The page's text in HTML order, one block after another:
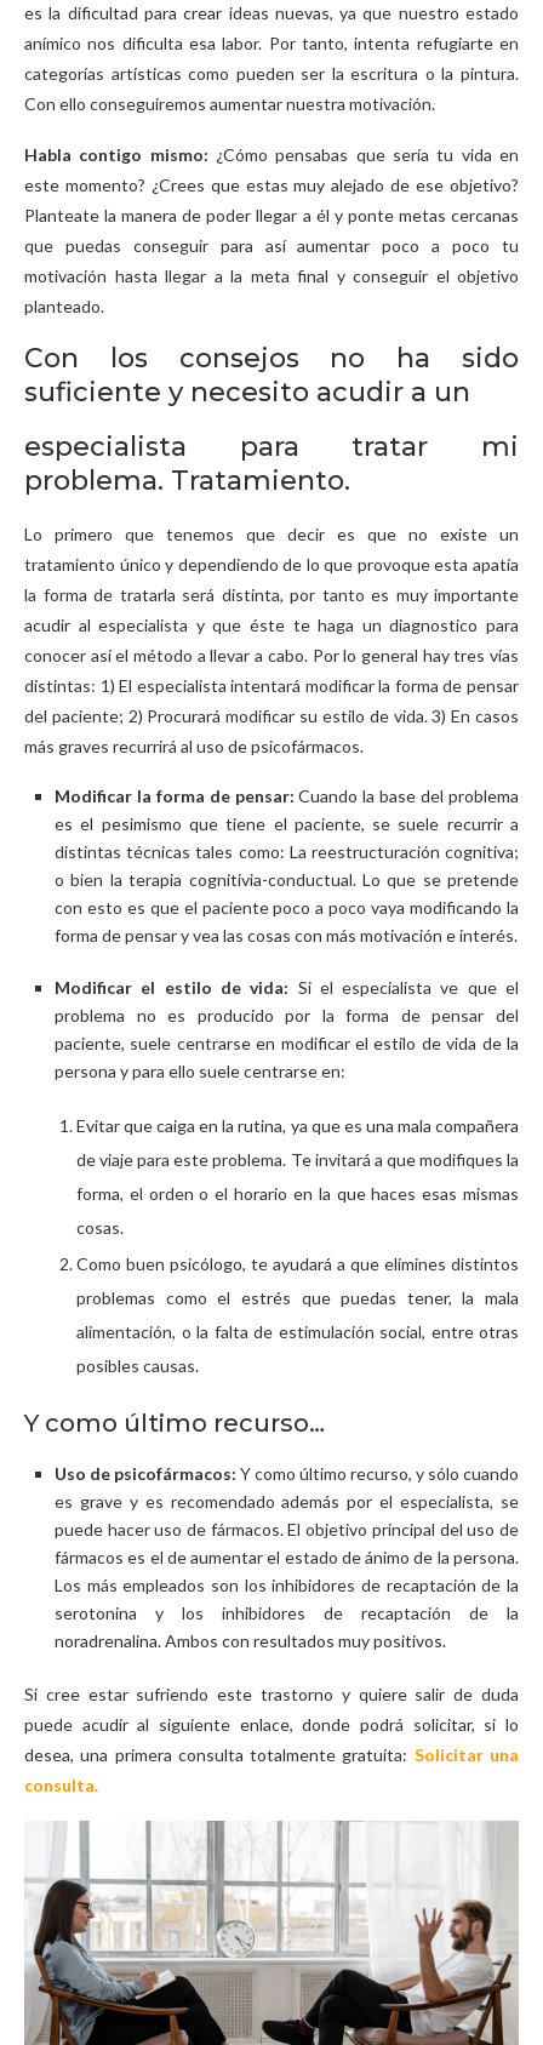
es la dificultad para crear ideas nuevas, ya que nuestro estado
anímico nos dificulta esa labor. Por tanto, intenta refugiarte en
categorías artísticas como pueden ser la escritura o la pintura.
Con ello conseguiremos aumentar nuestra motivación.
Habla contigo mismo: ¿Cómo pensabas que sería tu vida en
este momento? ¿Crees que estas muy alejado de ese objetivo?
Planteate la manera de poder llegar a él y ponte metas cercanas
que puedas conseguir para así aumentar poco a poco tu
motivación hasta llegar a la meta final y conseguir el objetivo
planteado.
Con los consejos no ha sido
suficiente y necesito acudir a un
especialista para tratar mi
problema. Tratamiento.
Lo primero que tenemos que decir es que no existe un
tratamiento único y dependiendo de lo que provoque esta apatía
la forma de tratarla será distinta, por tanto es muy importante
acudir al especialista y que éste te haga un diagnostico para
conocer así el método a llevar a cabo. Por lo general hay tres vías
distintas: 1) El especialista intentará modificar la forma de pensar
del paciente; 2) Procurará modificar su estilo de vida. 3) En casos
más graves recurrirá al uso de psicofármacos.
Modificar la forma de pensar: Cuando la base del problema
es el pesimismo que tiene el paciente, se suele recurrir a
distintas técnicas tales como: La reestructuración cognitiva;
o bien la terapia cognitivia-conductual. Lo que se pretende
con esto es que el paciente poco a poco vaya modificando la
forma de pensar y vea las cosas con más motivación e interés.
Modificar el estilo de vida: Si el especialista ve que el
problema no es producido por la forma de pensar del
paciente, suele centrarse en modificar el estilo de vida de la
persona y para ello suele centrarse en:
Evitar que caiga en la rutina, ya que es una mala compañera
de viaje para este problema. Te invitará a que modifiques la
forma, el orden o el horario en la que haces esas mismas
cosas.
Como buen psicólogo, te ayudará a que elimines distintos
problemas como el estrés que puedas tener, la mala
alimentación, o la falta de estimulación social, entre otras
posibles causas.
Y como último recurso…
Uso de psicofármacos: Y como último recurso, y sólo cuando
es grave y es recomendado además por el especialista, se
puede hacer uso de fármacos. El objetivo principal del uso de
fármacos es el de aumentar el estado de ánimo de la persona.
Los más empleados son los inhibidores de recaptación de la
serotonina y los inhibidores de recaptación de la
noradrenalina. Ambos con resultados muy positivos.
Si cree estar sufriendo este trastorno y quiere salir de duda
puede acudir al siguiente enlace, donde podrá solicitar, si lo
desea, una primera consulta totalmente gratuita: Solicitar una
consulta.